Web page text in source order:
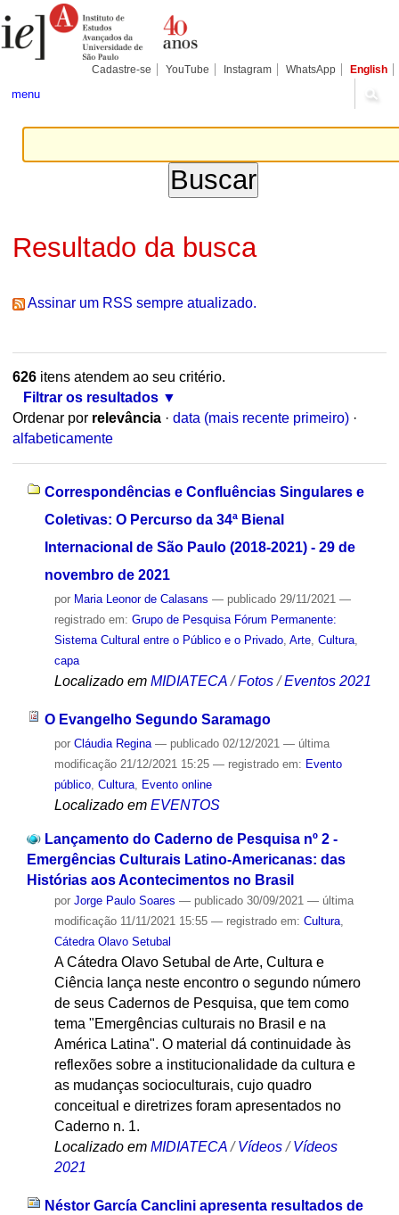
para
conteúdo.
Pessoais
Cadastre-se YouTube Instagram WhatsApp English
menu
Resultado da busca
Assinar um RSS sempre atualizado.
626itens atendem ao seu critério.
Filtrar os resultados
Ordenar por relevância · data (mais recente primeiro) ·
alfabeticamente
Correspondências e Confluências Singulares e
Coletivas: O Percurso da 34ª Bienal
Internacional de São Paulo (2018-2021) - 29 de
novembro de 2021
por Maria Leonor de Calasans — publicado29/11/2021 —
registrado em: Grupo de Pesquisa Fórum Permanente:
Sistema Cultural entre o Público e o Privado, Arte, Cultura,
capa
Localizado em MIDIATECA /Fotos /Eventos 2021
O Evangelho Segundo Saramago
por Cláudia Regina — publicado02/12/2021 — última
modificação21/12/2021 15:25 — registrado em: Evento
público, Cultura, Evento online
Localizado em EVENTOS
Lançamento do Caderno de Pesquisa nº 2 -
Emergências Culturais Latino-Americanas: das
Histórias aos Acontecimentos no Brasil
por Jorge Paulo Soares — publicado30/09/2021 — última
modificação11/11/2021 15:55 — registrado em: Cultura,
Cátedra Olavo Setubal
A Cátedra Olavo Setubal de Arte, Cultura e
Ciência lança neste encontro o segundo número
de seus Cadernos de Pesquisa, que tem como
tema "Emergências culturais no Brasil e na
América Latina". O material dá continuidade às
reflexões sobre a institucionalidade da cultura e
as mudanças socioculturais, cujo quadro
conceitual e diretrizes foram apresentados no
Caderno n. 1.
Localizado em MIDIATECA /Vídeos /Vídeos
2021
Néstor García Canclini apresenta resultados de